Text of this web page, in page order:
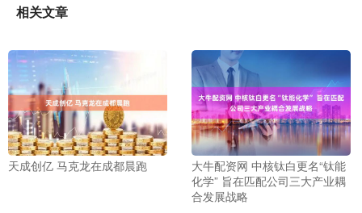
相关文章
天成创亿 马克龙在成都晨跑
大牛配资网 中核钛白更名“钛能
化学” 旨在匹配公司三大产业耦
合发展战略